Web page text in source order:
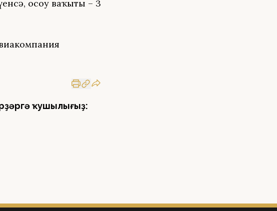
осоу ваҡыты – 3
ҡушылығыҙ: